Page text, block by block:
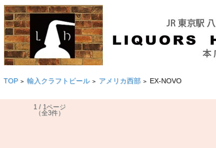
TOP > 輸入クラフトビール > アメリカ西部 > EX-NOVO
1 / 1ページ
（全3件）